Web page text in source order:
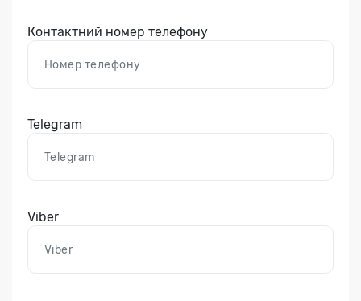
Контактний номер телефону
Telegram
Viber